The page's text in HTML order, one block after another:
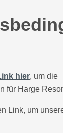
hier, um die
für Harge
Link, um